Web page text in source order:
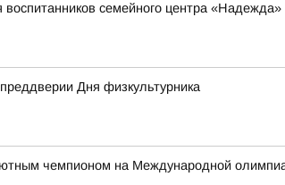
семейного центра «Надежда»
Дня физкультурника
чемпионом на Международной